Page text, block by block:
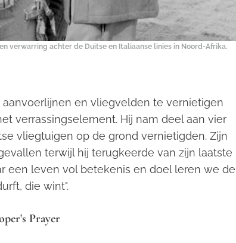
verwarring achter de Duitse en Italiaanse linies in Noord-Afrika.
en vliegvelden te vernietigen
verrassingselement. Hij nam deel aan vier
vliegtuigen op de grond vernietigden. Zijn
terwijl hij terugkeerde van zijn laatste
een leven vol betekenis en doel leren we de
die wint".
Prayer